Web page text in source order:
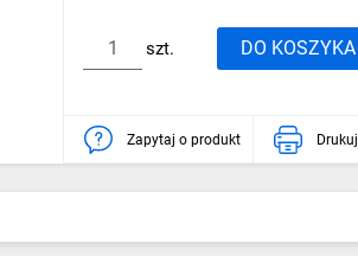
szt. DO KOSZYKA
Zapytaj o produkt Drukuj